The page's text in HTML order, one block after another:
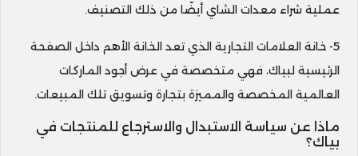
عملية شراء معدات الشاي أيضًا من ذلك التصنيف.
5- خانة العلامات التجارية الذي تعد الخانة الأهم داخل الصفحة
الرئيسية لبياك، فهي متخصصة في عرض أجود الماركات
العالمية المخصصة والمميزة بتجارة وتسويق تلك المبيعات.
ماذا عن سياسة الاستبدال والاسترجاع للمنتجات في
بياك؟